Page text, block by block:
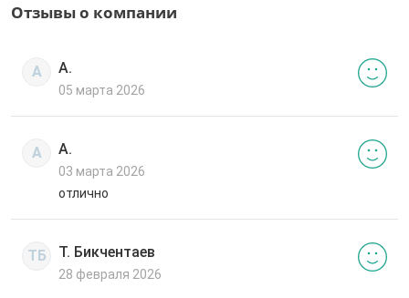
Отзывы о компании
А А.
05 марта 2026
А А.
03 марта 2026
отлично
ТБ Т. Бикчентаев
28 февраля 2026